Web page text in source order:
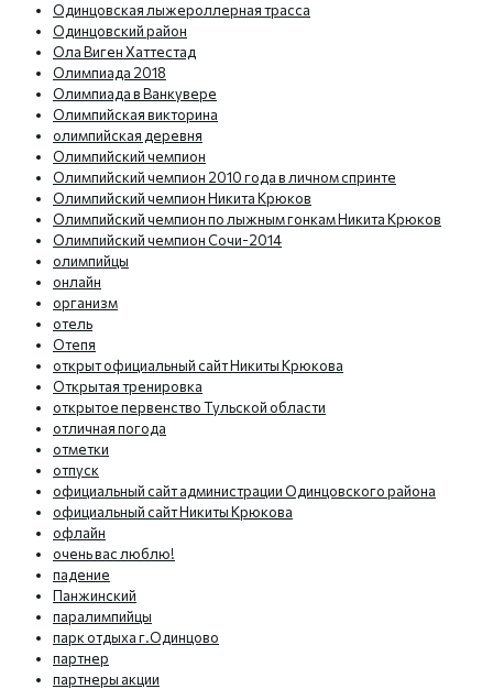
Одинцовская лыжероллерная трасса
Одинцовский район
Ола Виген Хаттестад
Олимпиада 2018
Олимпиада в Ванкувере
Олимпийская викторина
олимпийская деревня
Олимпийский чемпион
Олимпийский чемпион 2010 года в личном спринте
Олимпийский чемпион Никита Крюков
Олимпийский чемпион по лыжным гонкам Никита Крюков
Олимпийский чемпион Сочи-2014
олимпийцы
онлайн
организм
отель
Отепя
открыт официальный сайт Никиты Крюкова
Открытая тренировка
открытое первенство Тульской области
отличная погода
отметки
отпуск
официальный сайт администрации Одинцовского района
официальный сайт Никиты Крюкова
офлайн
очень вас люблю!
падение
Панжинский
паралимпийцы
парк отдыха г.Одинцово
партнер
партнеры акции